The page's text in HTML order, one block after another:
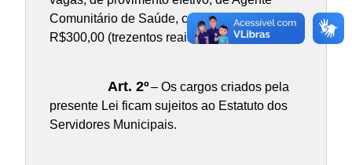
Comunitário de Saúde, com o vencimento de
R$300,00 (trezentos reais).
Art. 2º– Os cargos criados pela
presente Lei ficam sujeitos ao Estatuto dos
Servidores Municipais.